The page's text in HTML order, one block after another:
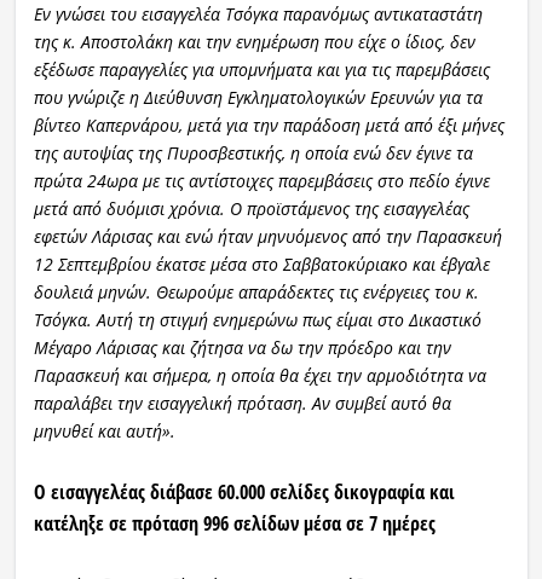
Εν γνώσει του εισαγγελέα Τσόγκα παρανόμως αντικαταστάτη
της κ. Αποστολάκη και την ενημέρωση που είχε ο ίδιος, δεν
εξέδωσε παραγγελίες για υπομνήματα και για τις παρεμβάσεις
που γνώριζε η Διεύθυνση Εγκληματολογικών Ερευνών για τα
βίντεο Καπερνάρου, μετά για την παράδοση μετά από έξι μήνες
της αυτοψίας της Πυροσβεστικής, η οποία ενώ δεν έγινε τα
πρώτα 24ωρα με τις αντίστοιχες παρεμβάσεις στο πεδίο έγινε
μετά από δυόμισι χρόνια. Ο προϊστάμενος της εισαγγελέας
εφετών Λάρισας και ενώ ήταν μηνυόμενος από την Παρασκευή
12 Σεπτεμβρίου έκατσε μέσα στο Σαββατοκύριακο και έβγαλε
δουλειά μηνών. Θεωρούμε απαράδεκτες τις ενέργειες του κ.
Τσόγκα. Αυτή τη στιγμή ενημερώνω πως είμαι στο Δικαστικό
Μέγαρο Λάρισας και ζήτησα να δω την πρόεδρο και την
Παρασκευή και σήμερα, η οποία θα έχει την αρμοδιότητα να
παραλάβει την εισαγγελική πρόταση. Αν συμβεί αυτό θα
μηνυθεί και αυτή».
Ο εισαγγελέας διάβασε 60.000 σελίδες δικογραφία και
κατέληξε σε πρόταση 996 σελίδων μέσα σε 7 ημέρες